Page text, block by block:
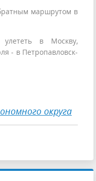
маршрутом в
в Москву,
- в Петропавловск-
округа